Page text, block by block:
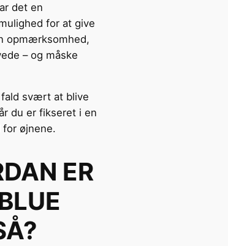
det en
for at give
opmærksomhed,
– og måske
svært at blive
du er fikseret i en
øjnene.
ER